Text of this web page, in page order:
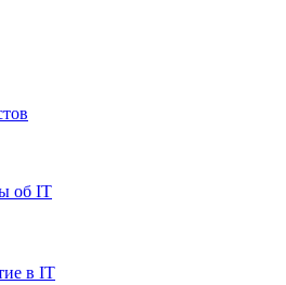
об IT
в IT